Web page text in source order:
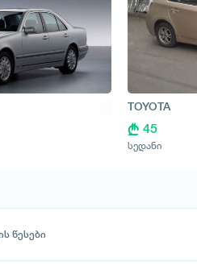
TOYOTA
45
სედანი
წესები